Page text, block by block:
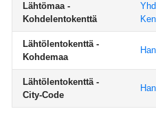
Lähtömaa -
Kohdelentokenttä
Lähtölentokenttä -
Kohdemaa
Lähtölentokenttä -
City-Code